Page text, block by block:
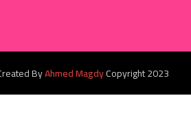
ByAhmed MagdyCopyright2023